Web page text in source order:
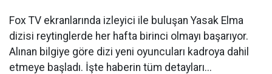
Fox TV ekranlarında izleyici ile buluşan Yasak Elma
dizisi reytinglerde her hafta birinci olmayı başarıyor.
Alınan bilgiye göre dizi yeni oyuncuları kadroya dahil
etmeye başladı. İşte haberin tüm detayları...